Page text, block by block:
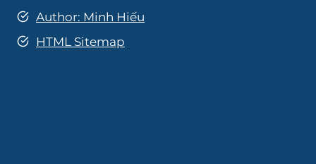
Author: Minh Hiếu
HTML Sitemap